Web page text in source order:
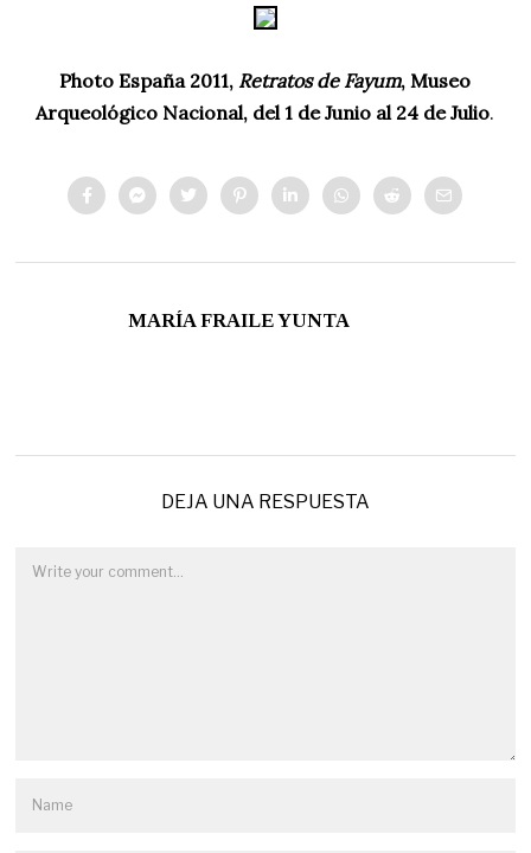
Photo España 2011, Retratos de Fayum, Museo
Arqueológico Nacional, del 1 de Junio al 24 de Julio.
MARÍA FRAILE YUNTA
DEJA UNA RESPUESTA